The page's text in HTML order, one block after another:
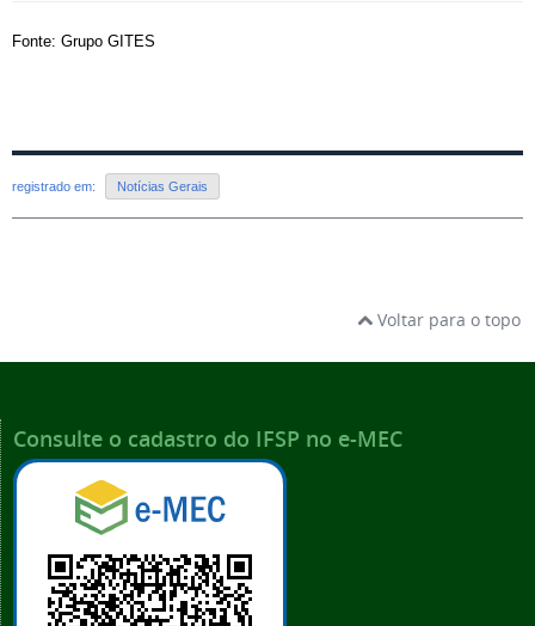
Fonte: Grupo GITES
registrado em: Notícias Gerais
Voltar para o topo
Consulte o cadastro do IFSP no e-MEC